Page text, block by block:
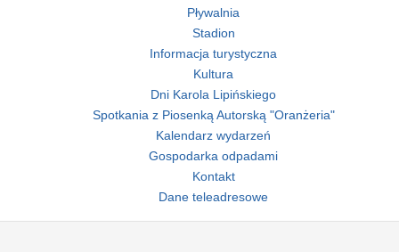
Pływalnia
Stadion
Informacja turystyczna
Kultura
Dni Karola Lipińskiego
Spotkania z Piosenką Autorską "Oranżeria"
Kalendarz wydarzeń
Gospodarka odpadami
Kontakt
Dane teleadresowe